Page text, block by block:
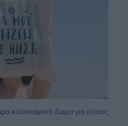
καλοκαιρινά δώρα για όσους